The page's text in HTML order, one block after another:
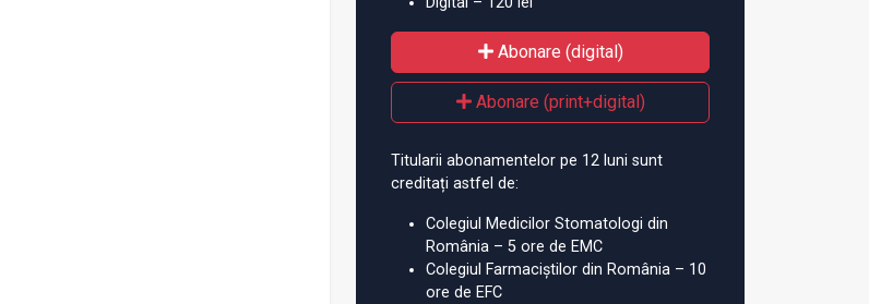
Abonare (digital)
Abonare (print+digital)
Titularii abonamentelor pe 12 luni sunt
creditați astfel de:
Colegiul Medicilor Stomatologi din
România – 5 ore de EMC
Colegiul Farmaciștilor din România – 10
ore de EFC